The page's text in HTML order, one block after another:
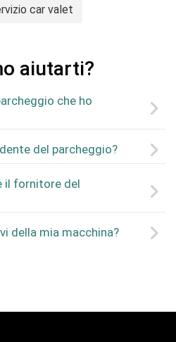
car valet
aiutarti?
che ho
del parcheggio?
il fornitore del
della mia macchina?